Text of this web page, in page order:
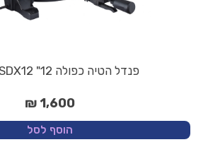
פנדל הטיה כפולה 12" MS305SDX12
1,600 ₪
הוסף לסל